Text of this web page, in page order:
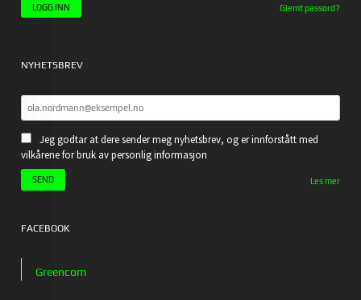
Glemt passord?
NYHETSBREV
Jeg godtar at dere sender meg nyhetsbrev, og er innforstått med
vilkårene for bruk av personlig informasjon
Les mer
FACEBOOK
Greencom